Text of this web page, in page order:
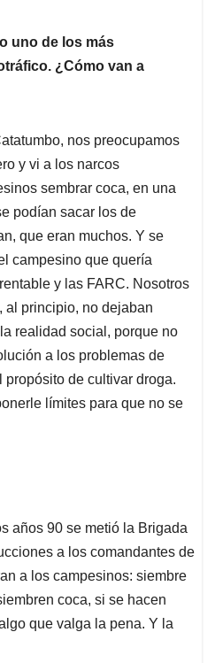
uno de los más
¿Cómo van a
nos preocupamos
y vi a los narcos
sembrar coca, en una
podían sacar los de
que eran muchos. Y se
campesino que quería
y las FARC. Nosotros
al principio, no dejaban
realidad social, porque no
a los problemas de
de cultivar droga.
límites para que no se
años 90 se metió la Brigada
a los comandantes de
a los campesinos: siembre
coca, si se hacen
que valga la pena. Y la